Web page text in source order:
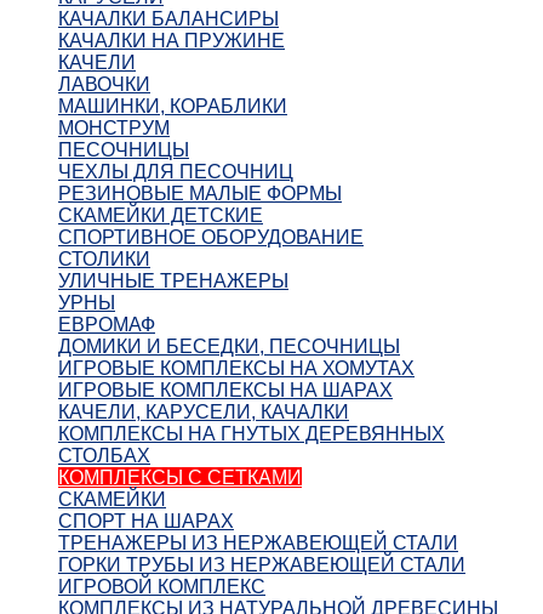
КАЧАЛКИ БАЛАНСИРЫ
КАЧАЛКИ НА ПРУЖИНЕ
КАЧЕЛИ
ЛАВОЧКИ
МАШИНКИ, КОРАБЛИКИ
МОНСТРУМ
ПЕСОЧНИЦЫ
ЧЕХЛЫ ДЛЯ ПЕСОЧНИЦ
РЕЗИНОВЫЕ МАЛЫЕ ФОРМЫ
СКАМЕЙКИ ДЕТСКИЕ
СПОРТИВНОЕ ОБОРУДОВАНИЕ
СТОЛИКИ
УЛИЧНЫЕ ТРЕНАЖЕРЫ
УРНЫ
ЕВРОМАФ
ДОМИКИ И БЕСЕДКИ, ПЕСОЧНИЦЫ
ИГРОВЫЕ КОМПЛЕКСЫ НА ХОМУТАХ
ИГРОВЫЕ КОМПЛЕКСЫ НА ШАРАХ
КАЧЕЛИ, КАРУСЕЛИ, КАЧАЛКИ
КОМПЛЕКСЫ НА ГНУТЫХ ДЕРЕВЯННЫХ
СТОЛБАХ
КОМПЛЕКСЫ С СЕТКАМИ
СКАМЕЙКИ
СПОРТ НА ШАРАХ
ТРЕНАЖЕРЫ ИЗ НЕРЖАВЕЮЩЕЙ СТАЛИ
ГОРКИ ТРУБЫ ИЗ НЕРЖАВЕЮЩЕЙ СТАЛИ
ИГРОВОЙ КОМПЛЕКС
КОМПЛЕКСЫ ИЗ НАТУРАЛЬНОЙ ДРЕВЕСИНЫ